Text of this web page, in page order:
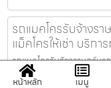
รถแมคโครรับจ้างร
แม็คโครให้เช่า บริก
รถแมคโครรับจ้างราษฎร์บูร
ทั่วไทย ในราคาเป็นกันเอง
หน้าหลัก เมนู